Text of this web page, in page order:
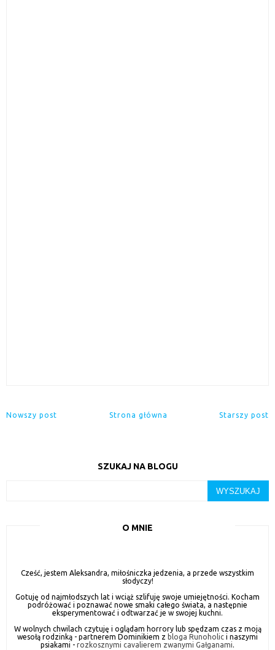
Nowszy post Starszy post
Strona główna
SZUKAJ NA BLOGU
O MNIE
Cześć, jestem Aleksandra, miłośniczka jedzenia, a przede wszystkim
słodyczy!
Gotuję od najmłodszych lat i wciąż szlifuję swoje umiejętności. Kocham
podróżować i poznawać nowe smaki całego świata, a następnie
eksperymentować i odtwarzać je w swojej kuchni.
W wolnych chwilach czytuję i oglądam horrory lub spędzam czas z moją
wesołą rodzinką - partnerem Dominikiem z bloga Runoholic i naszymi
psiakami - rozkosznymi cavalierem zwanymi Gałganami.